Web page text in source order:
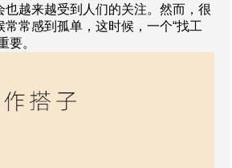
也越来越受到人们的关注。然而，很
常感到孤单，这时候，一个“找工
要。